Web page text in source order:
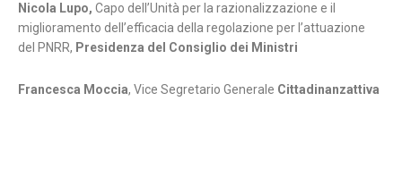
Nicola Lupo, Capo dell’Unità per la razionalizzazione e il
miglioramento dell’efficacia della regolazione per l’attuazione
del PNRR, Presidenza del Consiglio dei Ministri
Francesca Moccia, Vice Segretario Generale Cittadinanzattiva